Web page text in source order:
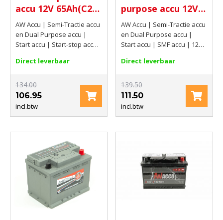
accu 12V 65Ah(C20)
650 AMP CCA EN
AW Accu | Semi-Tractie accu
en Dual Purpose accu |
Start accu | Start-stop accu |
65Ah(C20) | 650 AMP CCA EN
Direct leverbaar
134.00
106.95
incl.btw
purpose accu 12V
90Ah(20hrs) 750
AMP CCA EN
AW Accu | Semi-Tractie accu
en Dual Purpose accu |
Start accu | SMF accu | 12V |
EN
Direct leverbaar
139.50
111.50
incl.btw